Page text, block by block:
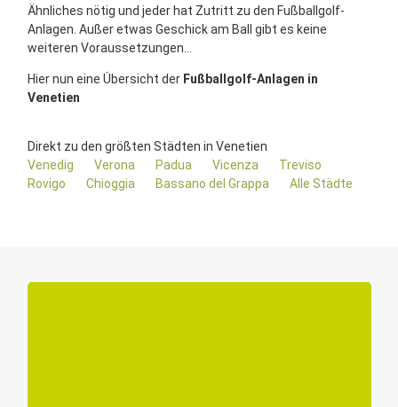
Ähnliches nötig und jeder hat Zutritt zu den Fußballgolf-
Anlagen. Außer etwas Geschick am Ball gibt es keine
weiteren Voraussetzungen...
Hier nun eine Übersicht der Fußballgolf-Anlagen in
Venetien
Direkt zu den größten Städten in Venetien
Venedig
Verona Padua Vicenza
Treviso
Rovigo
Chioggia Bassano del Grappa Alle Städte